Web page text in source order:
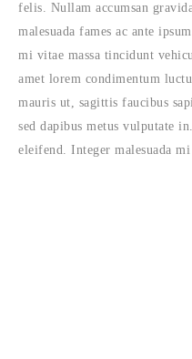
felis. Nullam accumsan
malesuada fames ac ante
mi vitae massa tincidunt
amet lorem condimentum
mauris ut, sagittis faucibus
sed dapibus metus vulputate
eleifend. Integer malesuada